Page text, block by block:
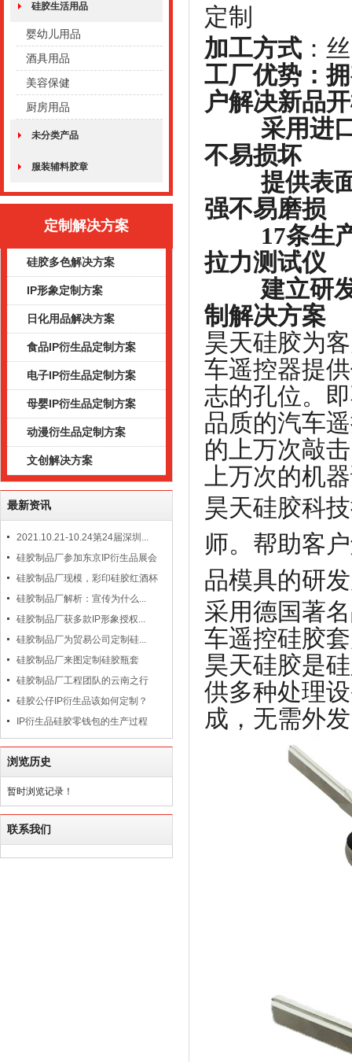
硅胶生活用品
婴幼儿用品
酒具用品
美容保健
厨房用品
未分类产品
服装辅料胶章
定制解决方案
硅胶多色解决方案
IP形象定制方案
日化用品解决方案
食品IP衍生品定制方案
电子IP衍生品定制方案
母婴IP衍生品定制方案
动漫衍生品定制方案
文创解决方案
最新资讯
2021.10.21-10.24第24届深圳...
硅胶制品厂参加东京IP衍生品展会
硅胶制品厂现模，彩印硅胶红酒杯
硅胶制品厂解析：宣传为什么...
硅胶制品厂获多款IP形象授权...
硅胶制品厂为贸易公司定制硅...
硅胶制品厂来图定制硅胶瓶套
硅胶制品厂工程团队的云南之行
硅胶公仔IP衍生品该如何定制？
IP衍生品硅胶零钱包的生产过程
浏览历史
暂时浏览记录！
联系我们
定制
加工方式
工厂优势：
户解决新品
采用进口
不易损坏
提供表面
强不易磨损
17条生产
拉力测试仪
建立研发
制解决方案
昊天硅胶为
车遥控器提
志的孔位。
品质的汽车
的上万次敲
上万次的机
昊天硅胶科
师。帮助客
品模具的研
采用德国著
车遥控硅胶
昊天硅胶是
供多种处理
成，无需外